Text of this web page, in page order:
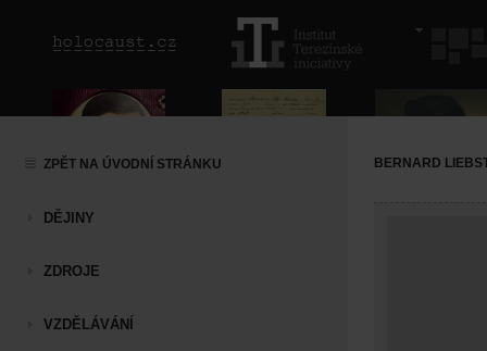
ZPĚT NA ÚVODNÍ STRÁNKU
DĚJINY
ZDROJE
VZDĚLÁVÁNÍ
BERNARD